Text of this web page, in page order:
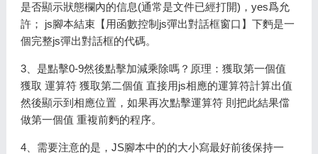
是否顯示狀態欄內的信息(通常是文件已經打開)，yes爲允
許； js腳本結束【用函數控制js彈出對話框窗口】下麪是一
個完整js彈出對話框的代碼。
3、是點擊0-9然後點擊加減乘除嗎？原理：獲取第一個值
獲取 運算符 獲取第二個值 直接用js相應的運算符計算出值
然後顯示到相應位置，如果再次點擊運算符 則把此結果儅
做第一個值 重複前麪的程序。
4、需要注意的是，JS腳本中的的大小寫最好前後保持一